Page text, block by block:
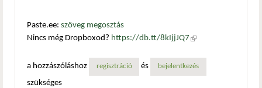
Paste.ee: szöveg megosztás
Nincs még Dropboxod? https://db.tt/8kIjjJQ7 (külső
a hozzászóláshoz
regisztráció és bejelentkezés
szükséges